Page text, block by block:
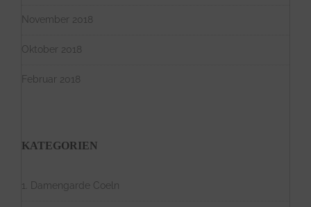
November 2018
Oktober 2018
Februar 2018
KATEGORIEN
1. Damengarde Coeln